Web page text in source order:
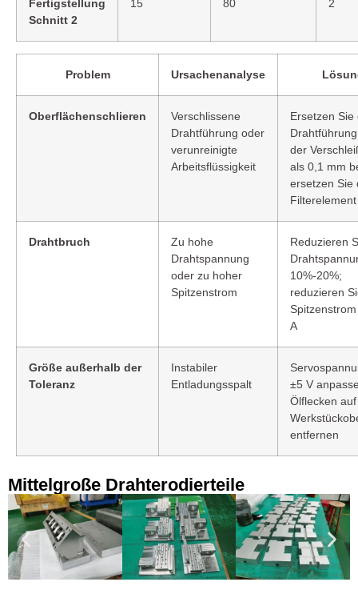
Fertigstellung
Schnitt 2
15 80 2
Problem Ursachenanalyse
Oberflächenschlieren
Verschlissene
Drahtführung oder
verunreinigte
Arbeitsflüssigkeit
Ersetzen Sie
der
als 0,1 mm
ersetzen Sie
Filterelement
Drahtbruch
Zu hohe
Drahtspannung
oder zu hoher
Spitzenstrom
Reduzieren
10%-20%;
reduzieren
A
Größe außerhalb der
Toleranz
Instabiler
Entladungsspalt
±5 V
Ölflecken
entfernen
Mittelgroße Drahterodierteile